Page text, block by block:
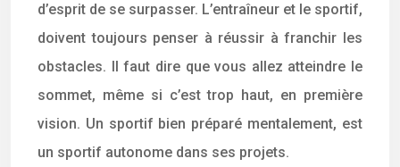
d’esprit de se surpasser. L’entraîneur et le sportif,
doivent toujours penser à réussir à franchir les
obstacles. Il faut dire que vous allez atteindre le
sommet, même si c’est trop haut, en première
vision. Un sportif bien préparé mentalement, est
un sportif autonome dans ses projets.